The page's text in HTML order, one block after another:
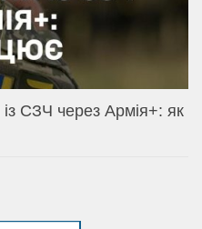
СЗЧ через Армія+: як